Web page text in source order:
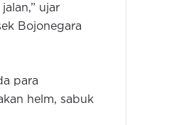
ujar
Bojonegara
para
helm, sabuk